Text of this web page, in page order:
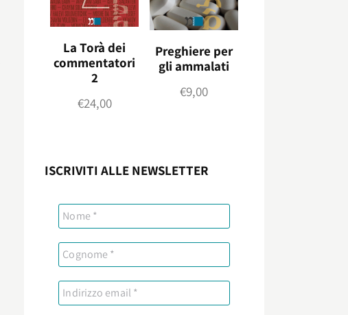
La Torà dei
commentatori
2
€24,00
Preghiere per
gli ammalati
€9,00
ISCRIVITI ALLE NEWSLETTER